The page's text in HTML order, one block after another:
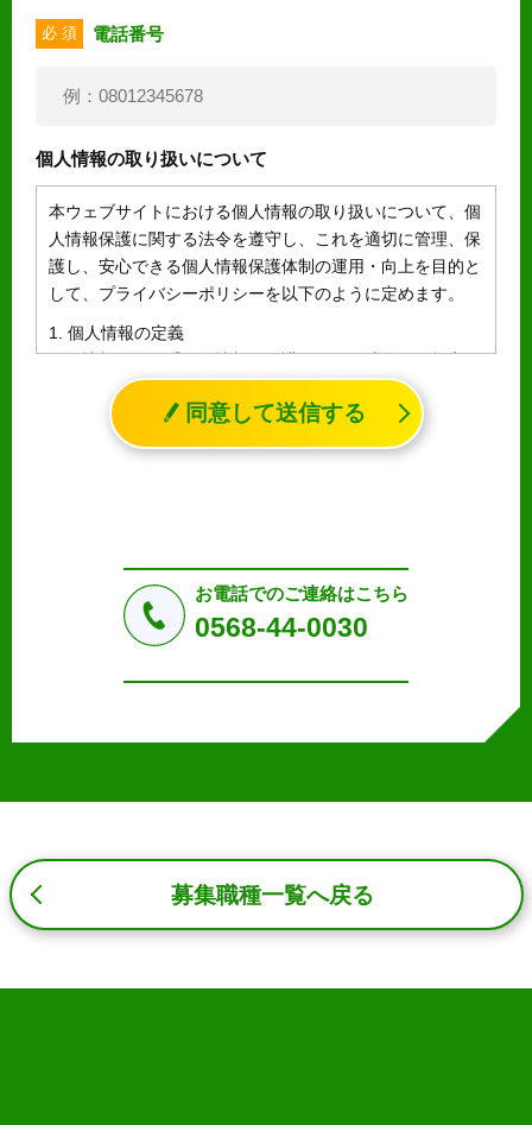
必 須 電話番号
個人情報の取り扱いについて
本ウェブサイトにおける個人情報の取り扱いについて、個
人情報保護に関する法令を遵守し、これを適切に管理、保
護し、安心できる個人情報保護体制の運用・向上を目的と
して、プライバシーポリシーを以下のように定めます。
1. 個人情報の定義
個人情報とは、「個人情報の保護に関する法律」に規定さ
れる生存する個人に関する情報であって、氏名、生年月日
その他の記述等により特定の個人を識別することができる
情報（個人識別情報）を指します。
しません。
a.応募者等からのお問い合わせに対応・管理するため
b.本ウェブサイトにおけるサービスの提供・運用のため
3. プライバシー尊重
4. 法令等の遵守
応募者等の個人情報の取得、利用その他一切の取り扱いに
令、及び本プライバシーポリシーを遵守します。
同意して送信する
お電話でのご連絡はこちら
0568-44-0030
募集職種一覧へ戻る